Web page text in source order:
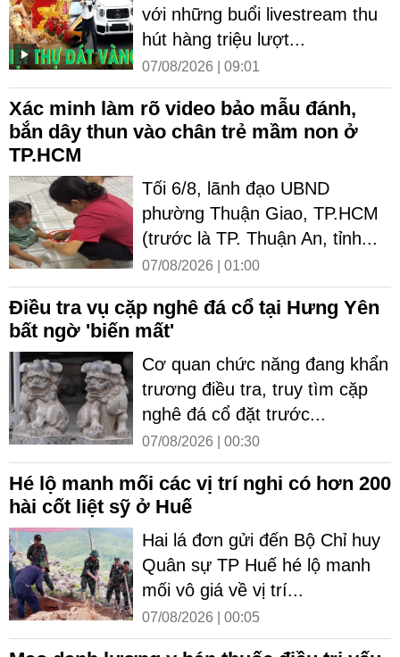
với những buổi livestream thu
hút hàng triệu lượt...
07/08/2026 | 09:01
Xác minh làm rõ video bảo mẫu đánh,
bắn dây thun vào chân trẻ mầm non ở
TP.HCM
Tối 6/8, lãnh đạo UBND
phường Thuận Giao, TP.HCM
(trước là TP. Thuận An, tỉnh...
07/08/2026 | 01:00
Điều tra vụ cặp nghê đá cổ tại Hưng Yên
bất ngờ 'biến mất'
Cơ quan chức năng đang khẩn
trương điều tra, truy tìm cặp
nghê đá cổ đặt trước...
07/08/2026 | 00:30
Hé lộ manh mối các vị trí nghi có hơn 200
hài cốt liệt sỹ ở Huế
Hai lá đơn gửi đến Bộ Chỉ huy
Quân sự TP Huế hé lộ manh
mối vô giá về vị trí...
07/08/2026 | 00:05